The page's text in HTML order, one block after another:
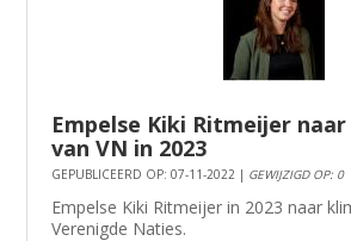
Empelse Kiki Ritmeijer
van VN in 2023
GEPUBLICEERD OP: 07-11-2022 | GEWIJZIGD OP: 0
Empelse Kiki Ritmeijer in 2023 naar
Verenigde Naties.